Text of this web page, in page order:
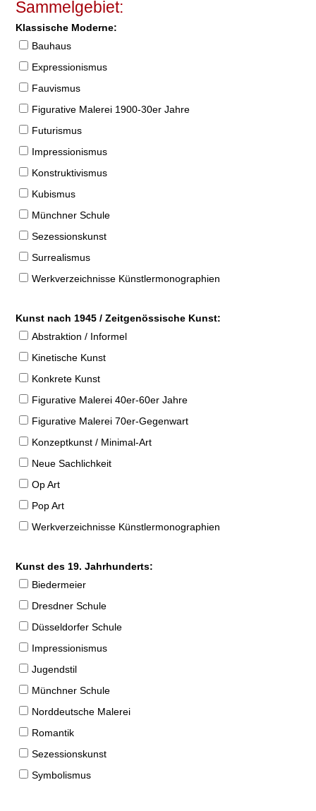
Sammelgebiet:
Klassische Moderne:
Bauhaus
Expressionismus
Fauvismus
Figurative Malerei 1900-30er Jahre
Futurismus
Impressionismus
Konstruktivismus
Kubismus
Münchner Schule
Sezessionskunst
Surrealismus
Werkverzeichnisse Künstlermonographien
Kunst nach 1945 / Zeitgenössische Kunst:
Abstraktion / Informel
Kinetische Kunst
Konkrete Kunst
Figurative Malerei 40er-60er Jahre
Figurative Malerei 70er-Gegenwart
Konzeptkunst / Minimal-Art
Neue Sachlichkeit
Op Art
Pop Art
Werkverzeichnisse Künstlermonographien
Kunst des 19. Jahrhunderts:
Biedermeier
Dresdner Schule
Düsseldorfer Schule
Impressionismus
Jugendstil
Münchner Schule
Norddeutsche Malerei
Romantik
Sezessionskunst
Symbolismus